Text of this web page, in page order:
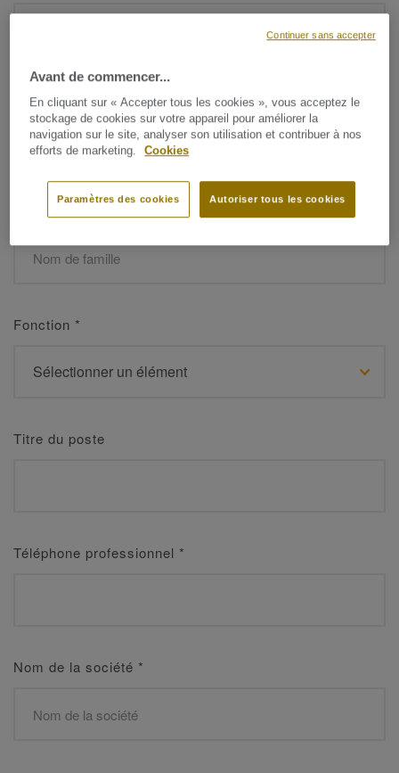
Prénom*
Fonction *
Titre du poste
Téléphone professionnel *
Nom de la société *
Avant de commencer...
En cliquant sur « Accepter tous les cookies », vous acceptez le
stockage de cookies sur votre appareil pour améliorer la
navigation sur le site, analyser son utilisation et contribuer à nos
efforts de marketing.
Cookies
Autoriser tous les cookies
Paramètres des cookies
Continuer sans accepter